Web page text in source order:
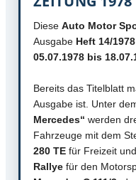
Diese Auto Motor
Ausgabe Heft 14/1978
05.07.1978 bis
Bereits das Titelblatt
Ausgabe ist. Unter
Mercedes“ werden
Fahrzeuge mit dem
280 TE für Freizeit
Rallye für den